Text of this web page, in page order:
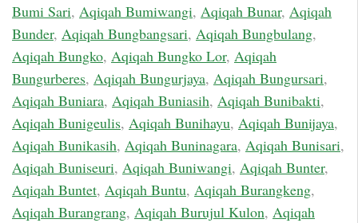
Bumi Sari, Aqiqah Bumiwangi, Aqiqah Bunar, Aqiqah
Bunder, Aqiqah Bungbangsari, Aqiqah Bungbulang,
Aqiqah Bungko, Aqiqah Bungko Lor, Aqiqah
Bungurberes, Aqiqah Bungurjaya, Aqiqah Bungursari,
Aqiqah Buniara, Aqiqah Buniasih, Aqiqah Bunibakti,
Aqiqah Bunigeulis, Aqiqah Bunihayu, Aqiqah Bunijaya,
Aqiqah Bunikasih, Aqiqah Buninagara, Aqiqah Bunisari,
Aqiqah Buniseuri, Aqiqah Buniwangi, Aqiqah Bunter,
Aqiqah Buntet, Aqiqah Buntu, Aqiqah Burangkeng,
Aqiqah Burangrang, Aqiqah Burujul Kulon, Aqiqah